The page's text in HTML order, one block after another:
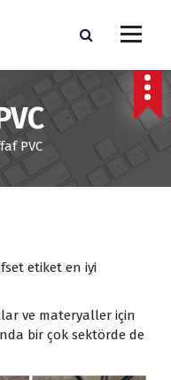
PVC
etiket en iyi
ve materyaller için
bir çok sektörde de